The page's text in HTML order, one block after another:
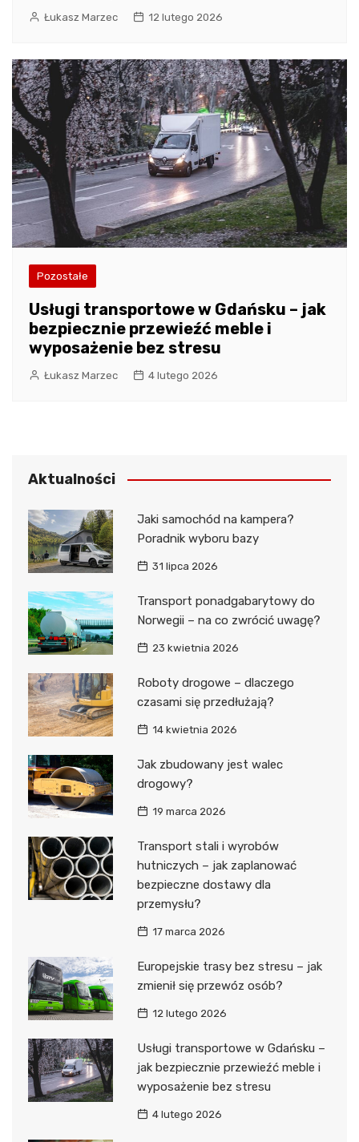
Łukasz Marzec 12 lutego 2026
Pozostałe
Usługi transportowe w Gdańsku – jak
bezpiecznie przewieźć meble i
wyposażenie bez stresu
Łukasz Marzec 4 lutego 2026
Aktualności
Jaki samochód na kampera?
Poradnik wyboru bazy
31 lipca 2026
Transport ponadgabarytowy do
Norwegii – na co zwrócić uwagę?
23 kwietnia 2026
Roboty drogowe – dlaczego
czasami się przedłużają?
14 kwietnia 2026
Jak zbudowany jest walec
drogowy?
19 marca 2026
Transport stali i wyrobów
hutniczych – jak zaplanować
bezpieczne dostawy dla
przemysłu?
17 marca 2026
Europejskie trasy bez stresu – jak
zmienił się przewóz osób?
12 lutego 2026
Usługi transportowe w Gdańsku –
jak bezpiecznie przewieźć meble i
wyposażenie bez stresu
4 lutego 2026